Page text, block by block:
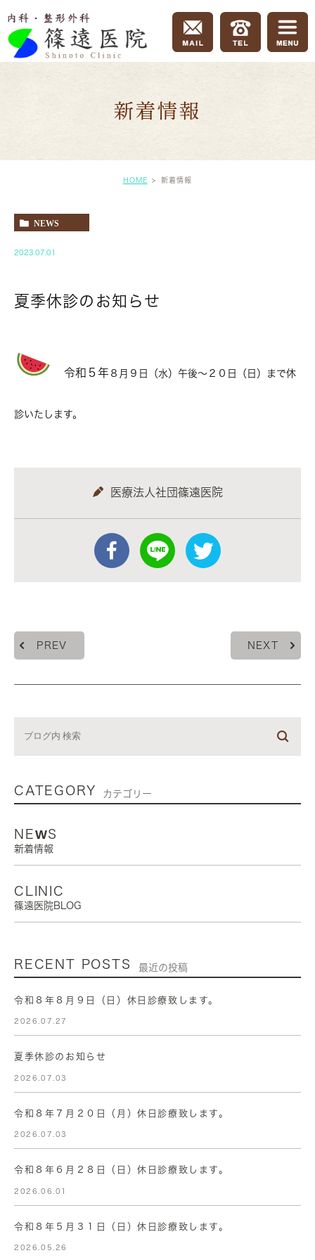
新着情報
HOME 新着情報
NEWS
2023.07.01
夏季休診のお知らせ
令和５年 ８月９日（水）午後〜２０日（日）まで休
診いたします。
医療法人社団篠遠医院
PREV NEXT
CATEGORY カテゴリー
NEWS
新着情報
CLINIC
篠遠医院BLOG
RECENT POSTS 最近の投稿
令和８年８月９日（日）休日診療致します。
2026.07.27
夏季休診のお知らせ
2026.07.03
令和８年７月２０日（月）休日診療致します。
2026.07.03
令和８年６月２８日（日）休日診療致します。
2026.06.01
令和８年５月３１日（日）休日診療致します。
2026.05.26